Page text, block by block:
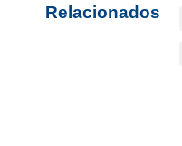
Relacionados